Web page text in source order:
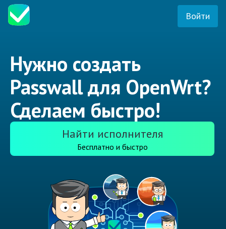
Войти
Нужно создать
Passwall для OpenWrt?
Сделаем быстро!
Найти исполнителя
Бесплатно и быстро